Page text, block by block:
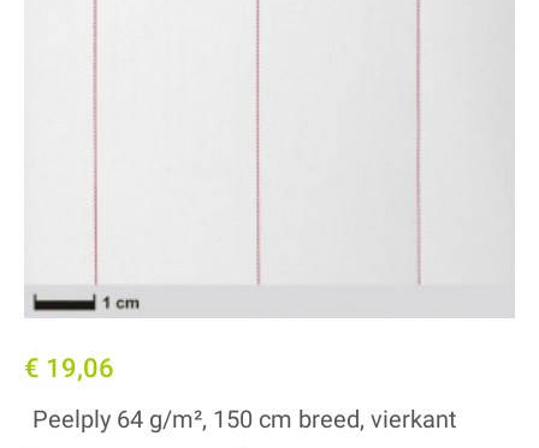
€ 19,06
Peelply 64 g/m², 150 cm breed, vierkant